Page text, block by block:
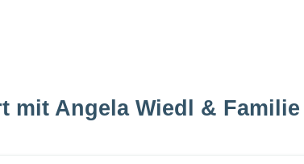
mit Angela Wiedl & Familie